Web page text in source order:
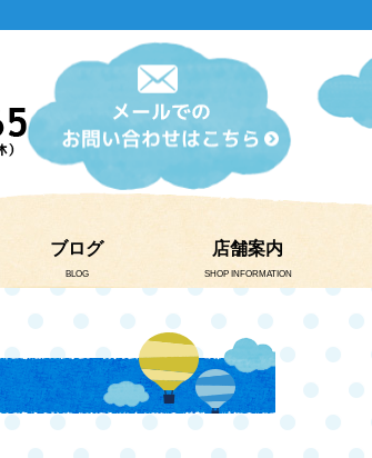
ブログ
BLOG
店舗案内
SHOP INFORMATION